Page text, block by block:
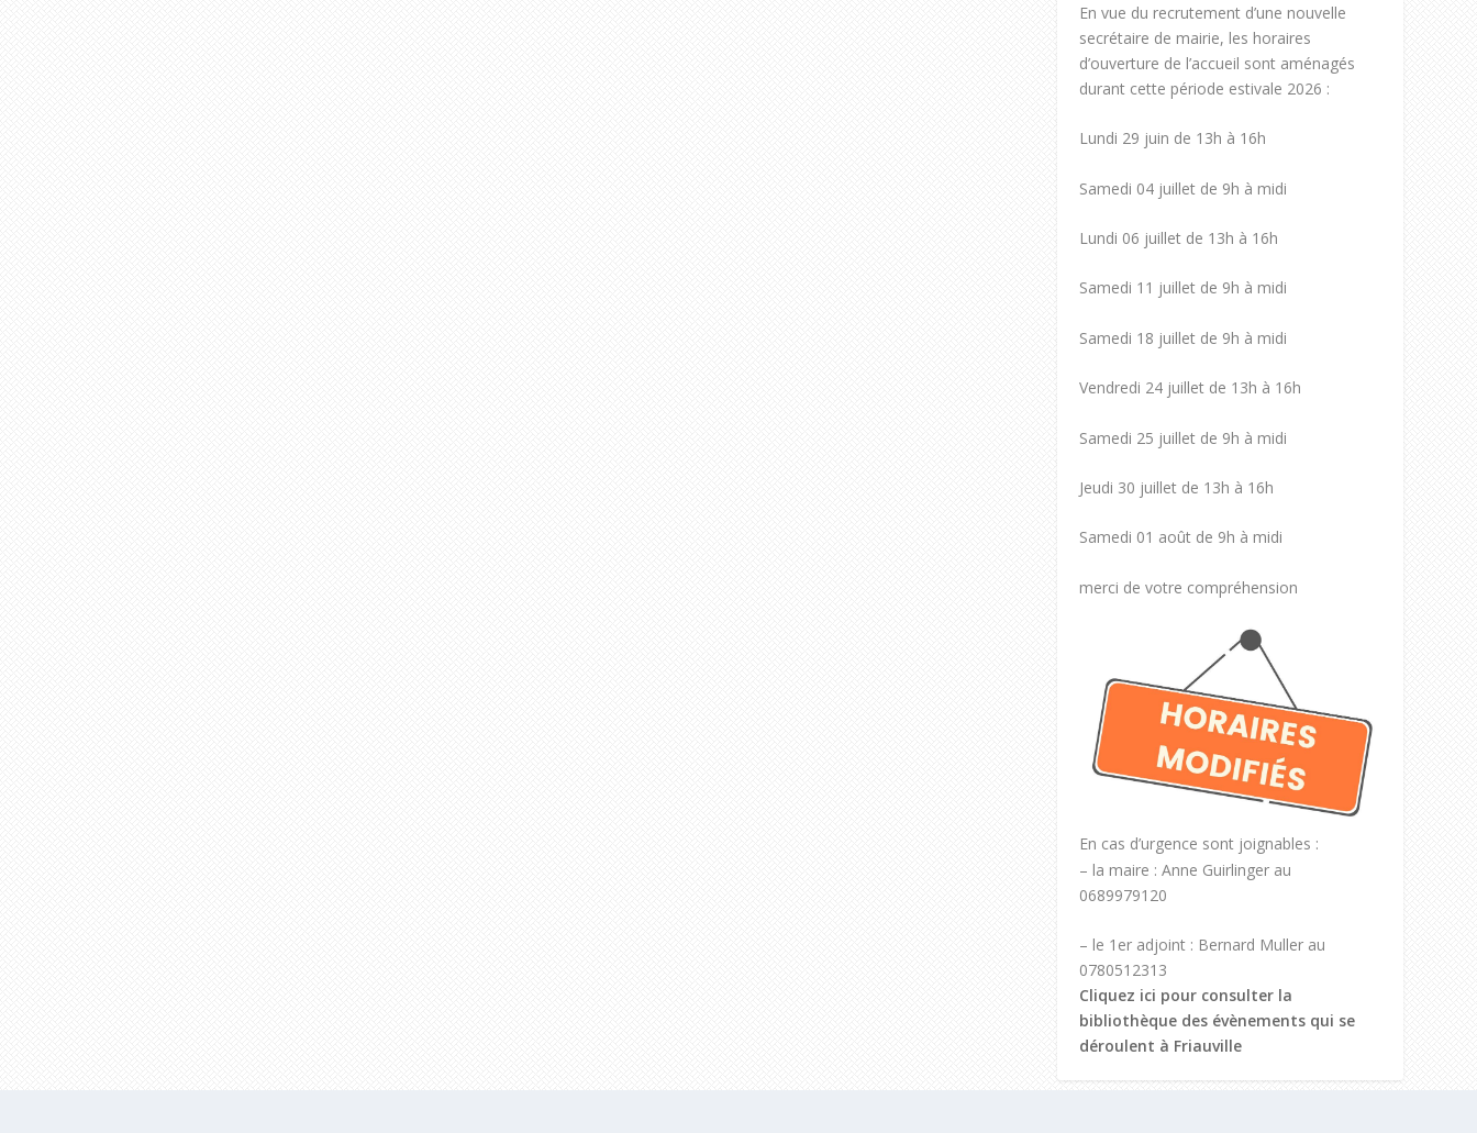
En vue du recrutement d’une nouvelle
secrétaire de mairie, les horaires
d’ouverture de l’accueil sont aménagés
durant cette période estivale 2026 :
Lundi 29 juin de 13h à 16h
Samedi 04 juillet de 9h à midi
Lundi 06 juillet de 13h à 16h
Samedi 11 juillet de 9h à midi
Samedi 18 juillet de 9h à midi
Vendredi 24 juillet de 13h à 16h
Samedi 25 juillet de 9h à midi
Jeudi 30 juillet de 13h à 16h
Samedi 01 août de 9h à midi
merci de votre compréhension
En cas d’urgence sont joignables :
– la maire : Anne Guirlinger au
0689979120
– le 1er adjoint : Bernard Muller au
0780512313
Cliquez ici pour consulter la
bibliothèque des évènements qui se
déroulent à Friauville